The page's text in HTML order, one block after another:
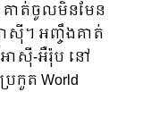
ាត់ចូលមិនមែន
ាស៊ី។ អញ្ចឹងគាត់
ាស៊ី-អឺរ៉ុប នៅ
កួត World